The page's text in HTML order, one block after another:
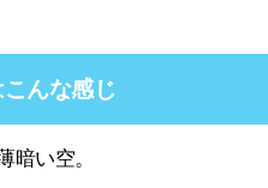
んな感じ
暗い空。